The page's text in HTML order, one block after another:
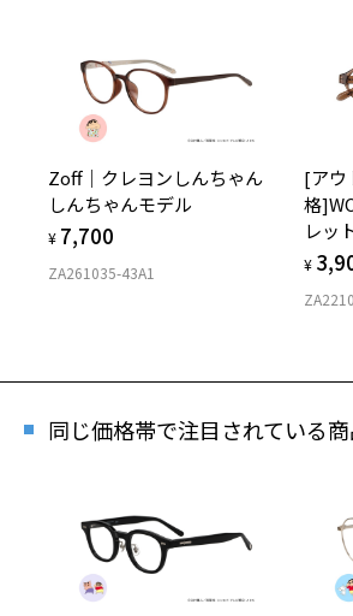
Zoff｜クレヨンしんちゃん
しんちゃんモデル
¥ 7,700
ZA261035-43A1
[アウ
格
レッ
¥
同じ価格帯で注目されている